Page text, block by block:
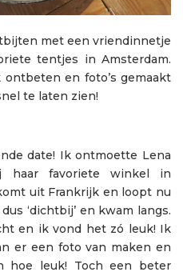
met een vriendinnetje
tentjes in Amsterdam.
en foto’s gemaakt
te laten zien!
date! Ik ontmoette Lena
haar favoriete winkel in
uit Frankrijk en loopt nu
‘dichtbij’ en kwam langs.
en ik vond het zó leuk! Ik
er een foto van maken en
hoe leuk! Toch een beter